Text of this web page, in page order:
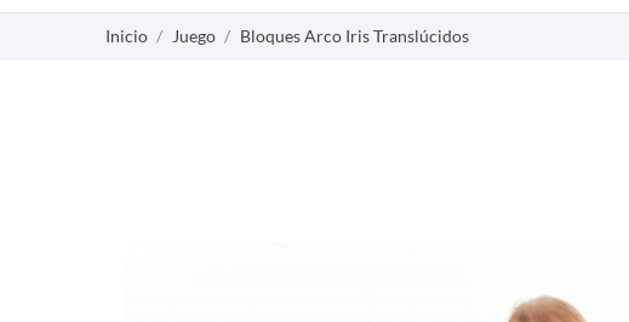
Inicio Juego Bloques Arco Iris Translúcidos